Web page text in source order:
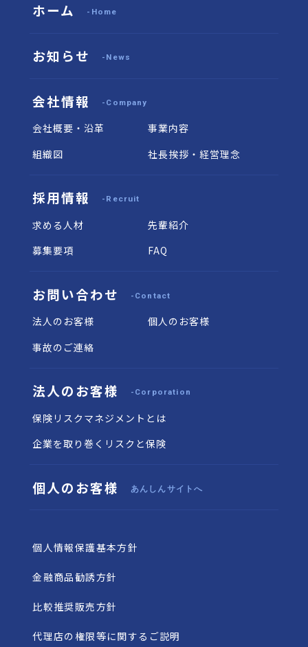
ホーム -Home
お知らせ -News
会社情報 -Company
会社概要・沿革
事業内容
組織図
社長挨拶・経営理念
採用情報 -Recruit
求める人材
先輩紹介
募集要項
FAQ
お問い合わせ -Contact
法人のお客様
個人のお客様
事故のご連絡
法人のお客様 -Corporation
保険リスクマネジメントとは
企業を取り巻くリスクと保険
個人のお客様 あんしんサイトへ
個人情報保護基本方針
金融商品勧誘方針
比較推奨販売方針
代理店の権限等に関するご説明